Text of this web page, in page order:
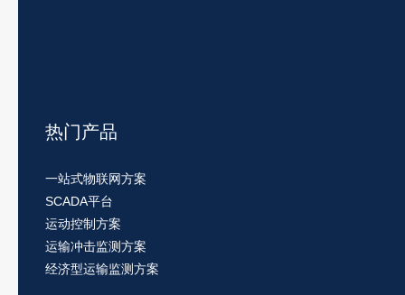
热门产品
一站式物联网方案
SCADA平台
运动控制方案
运输冲击监测方案
经济型运输监测方案